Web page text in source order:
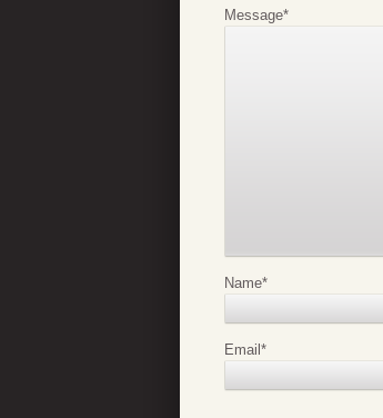
Message*
Name*
Email *